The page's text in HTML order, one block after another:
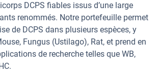
DCPS fiables issus d’une large
renommés. Notre portefeuille permet
de DCPS dans plusieurs espèces, y
Fungus (Ustilago), Rat, et prend en
de recherche telles que WB,